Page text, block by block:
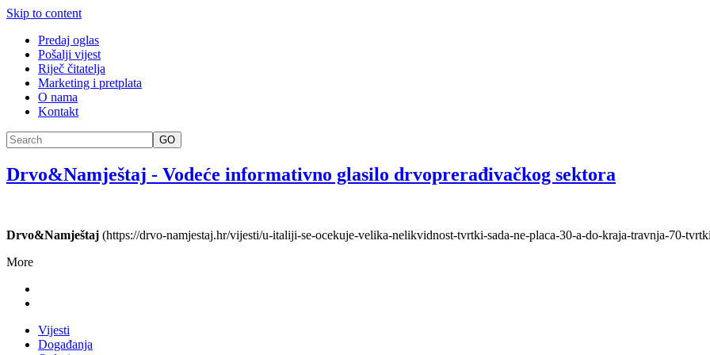
Skip to content
Predaj oglas
Pošalji vijest
Riječ čitatelja
Marketing i pretplata
O nama
Kontakt
GO
Drvo&Namještaj - Vodeće informativno glasilo drvoprerađivačkog sektora
Drvo&Namještaj (https://drvo-namjestaj.hr/vijesti/u-italiji-se-ocekuje-velika-nelikvidnost-tvrtki-sada-ne-placa-30-a-do-kraja-travnja-70-
More
Vijesti
Događanja